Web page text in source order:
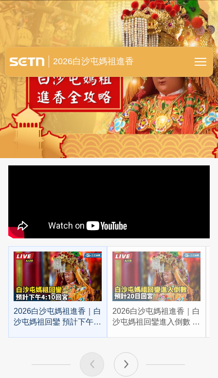
白沙屯媽祖進香全紀錄
2026白沙屯媽祖進香
2026白沙屯媽祖進香｜白
沙屯媽祖回鑾 預計下午
2026白沙屯媽祖進香｜白
沙屯媽祖回鑾進入倒數 預